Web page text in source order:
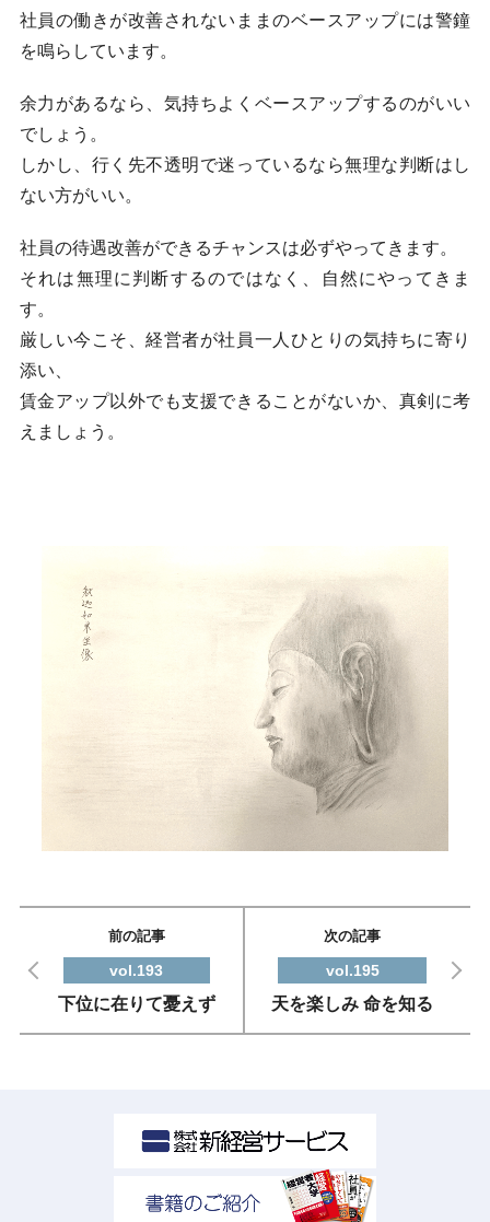
社員の働きが改善されないままのベースアップには警鐘
を鳴らしています。
余力があるなら、気持ちよくベースアップするのがいい
でしょう。
しかし、行く先不透明で迷っているなら無理な判断はし
ない方がいい。
社員の待遇改善ができるチャンスは必ずやってきます。
それは無理に判断するのではなく、自然にやってきま
す。
厳しい今こそ、経営者が社員一人ひとりの気持ちに寄り
添い、
賃金アップ以外でも支援できることがないか、真剣に考
えましょう。
前の記事
vol.193
下位に在りて憂えず
次の記事
vol.195
天を楽しみ 命を知る